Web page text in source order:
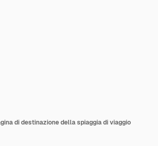
di destinazione della spiaggia di viaggio